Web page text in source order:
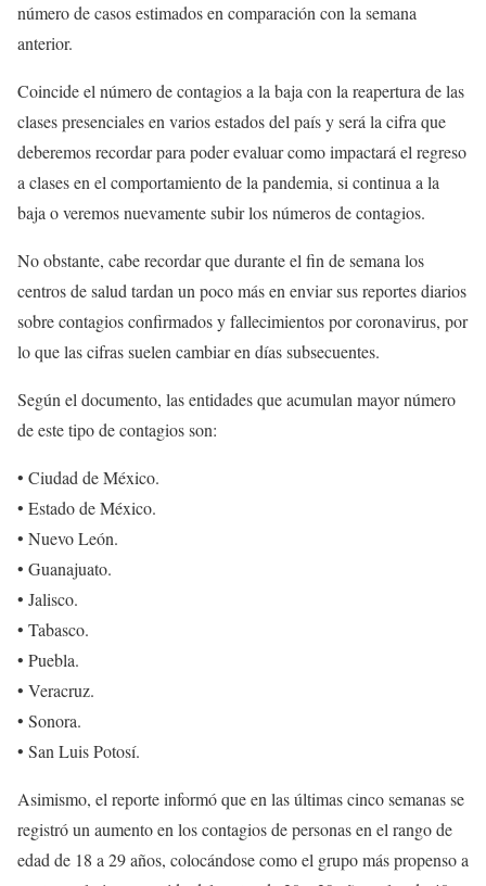
número de casos estimados en comparación con la semana
anterior.
Coincide el número de contagios a la baja con la reapertura de las
clases presenciales en varios estados del país y será la cifra que
deberemos recordar para poder evaluar como impactará el regreso
a clases en el comportamiento de la pandemia, si continua a la
baja o veremos nuevamente subir los números de contagios.
No obstante, cabe recordar que durante el fin de semana los
centros de salud tardan un poco más en enviar sus reportes diarios
sobre contagios confirmados y fallecimientos por coronavirus, por
lo que las cifras suelen cambiar en días subsecuentes.
Según el documento, las entidades que acumulan mayor número
de este tipo de contagios son:
• Ciudad de México.
• Estado de México.
• Nuevo León.
• Guanajuato.
• Jalisco.
• Tabasco.
• Puebla.
• Veracruz.
• Sonora.
• San Luis Potosí.
Asimismo, el reporte informó que en las últimas cinco semanas se
registró un aumento en los contagios de personas en el rango de
edad de 18 a 29 años, colocándose como el grupo más propenso a